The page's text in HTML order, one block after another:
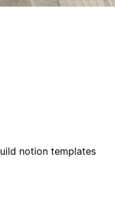
notion templates